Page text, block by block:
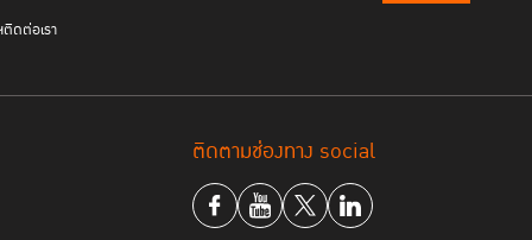
ติดต่อเรา
ติดตามช่องทาง social